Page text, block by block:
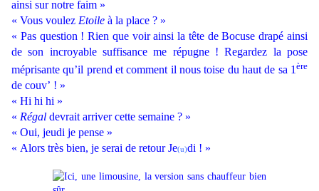
ainsi sur notre faim »
« Vous voulez Etoile à la place ? »
« Pas question ! Rien que voir ainsi la tête de Bocuse drapé ainsi
de son incroyable suffisance me répugne ! Regardez la pose
méprisante qu’il prend et comment il nous toise du haut de sa 1 ère
de couv’ ! »
« Hi hi hi »
« Régal devrait arriver cette semaine ? »
« Oui, jeudi je pense »
« Alors très bien, je serai de retour Je(u)di ! »